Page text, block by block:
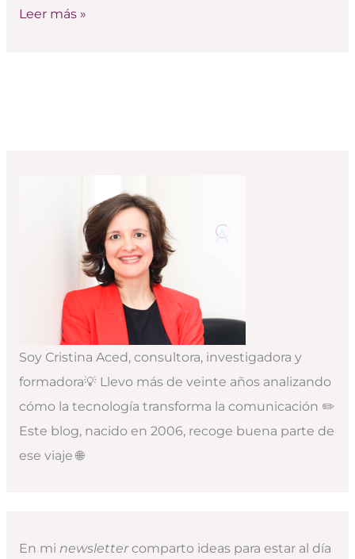
Leer más »
Soy Cristina Aced, consultora, investigadora y
formadora💡 Llevo más de veinte años analizando
cómo la tecnología transforma la comunicación ✏️
Este blog, nacido en 2006, recoge buena parte de
ese viaje 🌐
En mi newslettercomparto ideas para estar al día